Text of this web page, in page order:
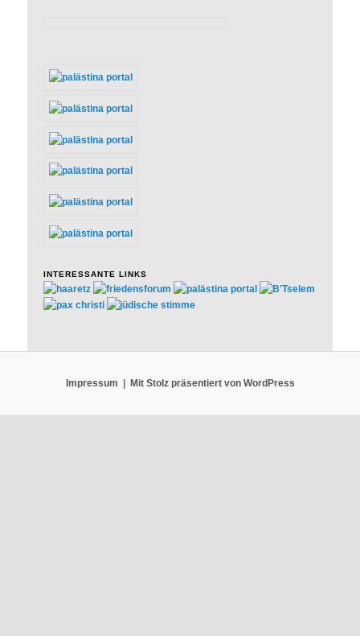
INTERESSANTE LINKS
Impressum Mit Stolz präsentiert von WordPress